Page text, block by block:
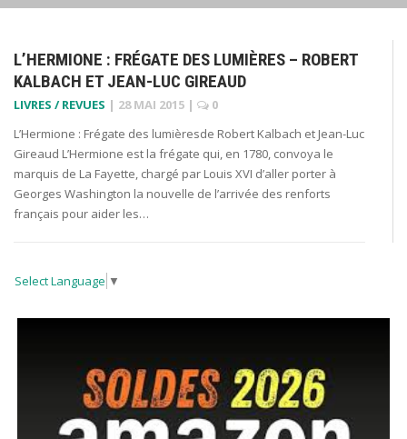
L’HERMIONE : FRÉGATE DES LUMIÈRES – ROBERT
KALBACH ET JEAN-LUC GIREAUD
LIVRES / REVUES | 28 MAI 2015 |
0
L’Hermione : Frégate des lumièresde Robert Kalbach et Jean-Luc
Gireaud L’Hermione est la frégate qui, en 1780, convoya le
marquis de La Fayette, chargé par Louis XVI d’aller porter à
Georges Washington la nouvelle de l’arrivée des renforts
français pour aider les…
Select Language ▼